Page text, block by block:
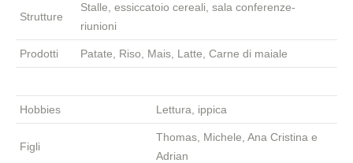
Strutture
Stalle, essiccatoio cereali, sala conferenze-
riunioni
Prodotti Patate, Riso, Mais, Latte, Carne di maiale
Hobbies Lettura, ippica
Figli
Thomas, Michele, Ana Cristina e
Adrian